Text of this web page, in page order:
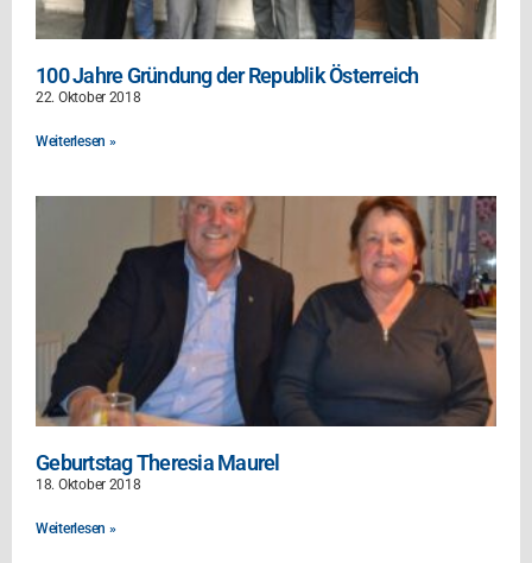
100 Jahre Gründung der Republik Österreich
22. Oktober 2018
Weiterlesen »
Geburtstag Theresia Maurel
18. Oktober 2018
Weiterlesen »